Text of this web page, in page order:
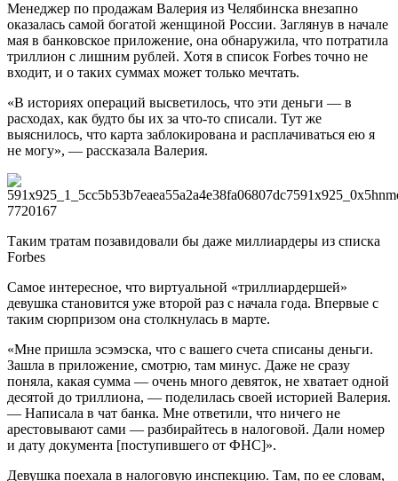
Менеджер по продажам Валерия из Челябинска внезапно
оказалась самой богатой женщиной России. Заглянув в начале
мая в банковское приложение, она обнаружила, что потратила
триллион с лишним рублей. Хотя в список Forbes точно не
входит, и о таких суммах может только мечтать.
«В историях операций высветилось, что эти деньги — в
расходах, как будто бы их за что-то списали. Тут же
выяснилось, что карта заблокирована и расплачиваться ею я
не могу», — рассказала Валерия.
Таким тратам позавидовали бы даже миллиардеры из списка
Forbes
Самое интересное, что виртуальной «триллиардершей»
девушка становится уже второй раз с начала года. Впервые с
таким сюрпризом она столкнулась в марте.
«Мне пришла эсэмэска, что с вашего счета списаны деньги.
Зашла в приложение, смотрю, там минус. Даже не сразу
поняла, какая сумма — очень много девяток, не хватает одной
десятой до триллиона, — поделилась своей историей Валерия.
— Написала в чат банка. Мне ответили, что ничего не
арестовывают сами — разбирайтесь в налоговой. Дали номер
и дату документа [поступившего от ФНС]».
Девушка поехала в налоговую инспекцию. Там, по ее словам,